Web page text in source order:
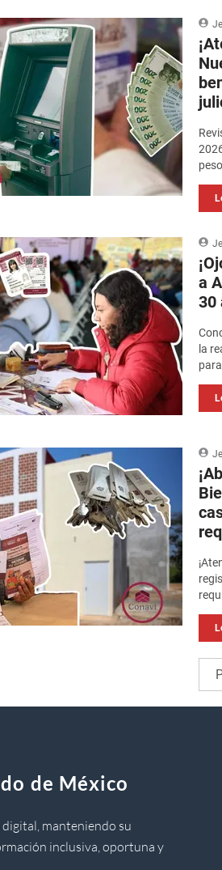
a
30
la
de México
digital, manteniendo su
inclusiva, oportuna y